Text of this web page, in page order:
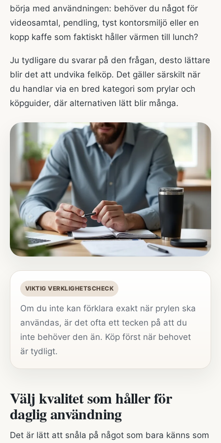
börja med användningen: behöver du något för
videosamtal, pendling, tyst kontorsmiljö eller en
kopp kaffe som faktiskt håller värmen till lunch?
Ju tydligare du svarar på den frågan, desto lättare
blir det att undvika felköp. Det gäller särskilt när
du handlar via en bred kategori som prylar och
köpguider, där alternativen lätt blir många.
VIKTIG VERKLIGHETSCHECK
Om du inte kan förklara exakt när prylen ska
användas, är det ofta ett tecken på att du
inte behöver den än. Köp först när behovet
är tydligt.
Välj kvalitet som håller för
daglig användning
Det är lätt att snåla på något som bara känns som